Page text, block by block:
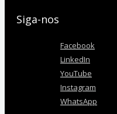
Siga-nos
Facebook
LinkedIn
YouTube
Instagram
WhatsApp